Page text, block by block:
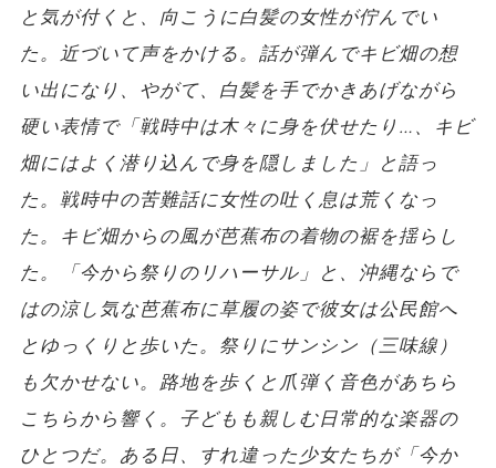
と気が付くと、向こうに白髪の女性が佇んでい
た。近づいて声をかける。話が弾んでキビ畑の想
い出になり、やがて、白髪を手でかきあげながら
硬い表情で「戦時中は木々に身を伏せたり…、キビ
畑にはよく潜り込んで身を隠しました」と語っ
た。 戦時中の苦難話に女性の吐く息は荒くなっ
た。キビ畑からの風が芭蕉布の着物の裾を揺らし
た。「今から祭りのリハーサル」と、沖縄ならで
はの涼し気な芭蕉布に草履の姿で彼女は公民館へ
とゆっくりと歩いた。祭りにサンシン（三味線）
も欠かせない。路地を歩くと爪弾く音色があちら
こちらから響く。子どもも親しむ日常的な楽器の
ひとつだ。ある日、すれ違った少女たちが「今か